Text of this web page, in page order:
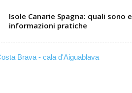
Isole Canarie Spagna: quali sono e
informazioni pratiche